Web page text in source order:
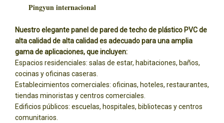
Pingyun internacional
Nuestro elegante panel de pared de techo de plástico PVC de
alta calidad de alta calidad es adecuado para una amplia
gama de aplicaciones, que incluyen:
Espacios residenciales: salas de estar, habitaciones, baños,
cocinas y oficinas caseras.
Establecimientos comerciales: oficinas, hoteles, restaurantes,
tiendas minoristas y centros comerciales.
Edificios públicos: escuelas, hospitales, bibliotecas y centros
comunitarios.